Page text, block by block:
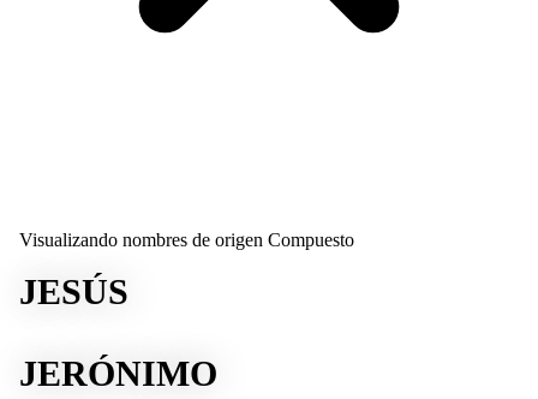
Visualizando nombres de origen Compuesto
JESÚS
JERÓNIMO